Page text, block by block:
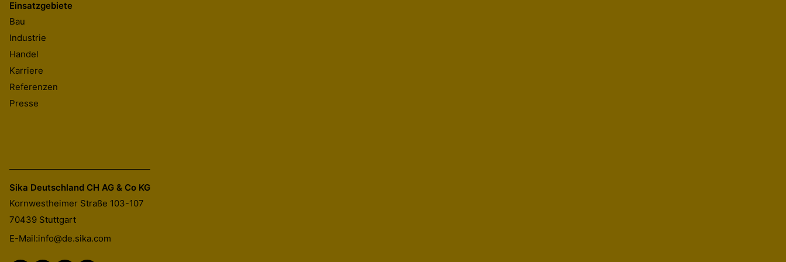
Einsatzgebiete
Bau
Industrie
Handel
Karriere
Referenzen
Presse
Sika Deutschland CH AG & Co KG
Kornwestheimer Straße 103-107
70439 Stuttgart
E-Mail:info@de.sika.com